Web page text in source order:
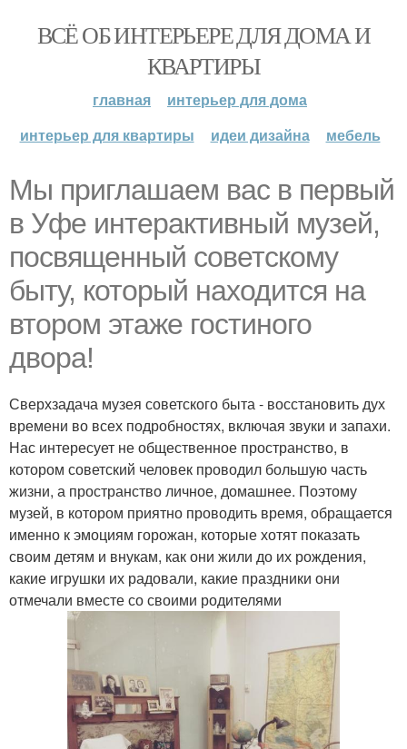
ВСЁ ОБ ИНТЕРЬЕРЕ ДЛЯ ДОМА И
КВАРТИРЫ
главная
интерьер для дома
интерьер для квартиры
идеи дизайна мебель
Мы приглашаем вас в первый
в Уфе интерактивный музей,
посвященный советскому
быту, который находится на
втором этаже гостиного
двора!
Сверхзадача музея советского быта - восстановить дух
времени во всех подробностях, включая звуки и запахи.
Нас интересует не общественное пространство, в
котором советский человек проводил большую часть
жизни, а пространство личное, домашнее. Поэтому
музей, в котором приятно проводить время, обращается
именно к эмоциям горожан, которые хотят показать
своим детям и внукам, как они жили до их рождения,
какие игрушки их радовали, какие праздники они
отмечали вместе со своими родителями